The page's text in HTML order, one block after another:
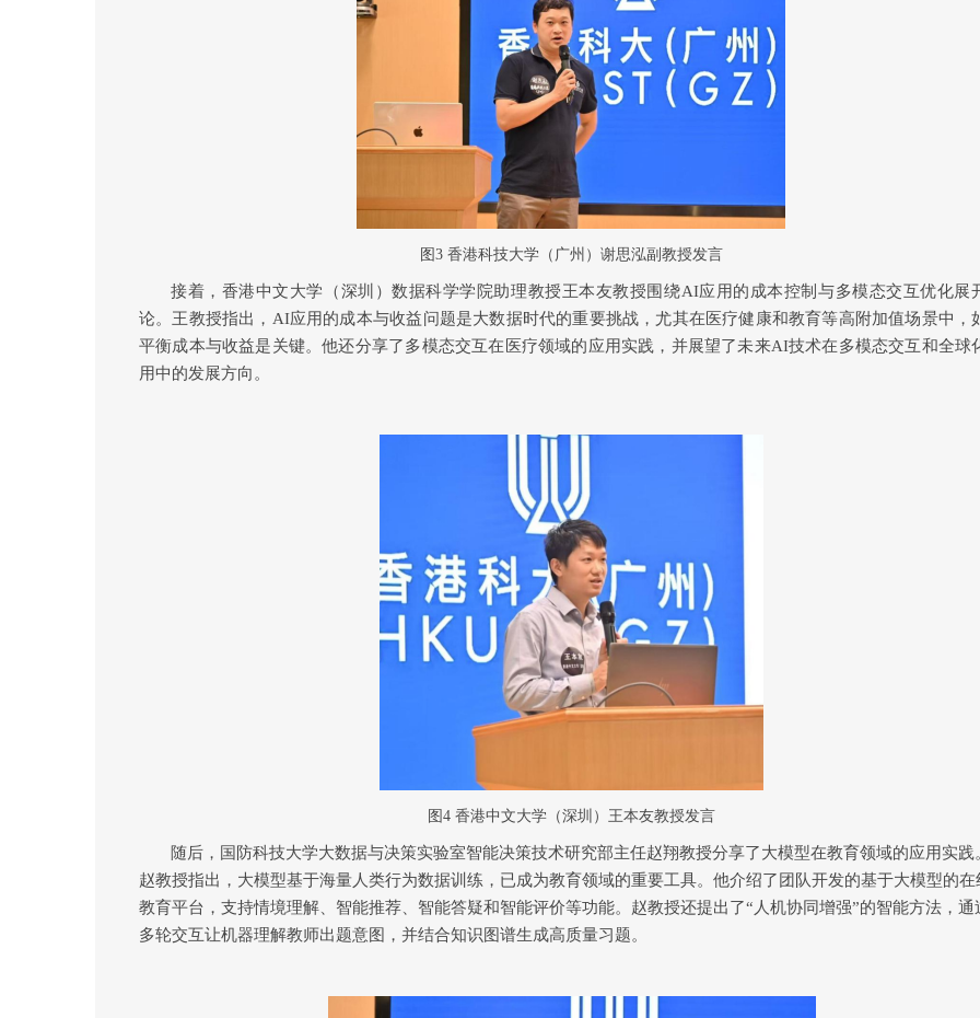
图3香港科技大学（广州）谢思泓副教授发言
接着， 香港中文大学（深圳）数据科学学院助理教授王本友教授围绕AI应用的成本控制与多模态交互优化展
论。王教授指出， AI应用的成本与收益问题是大数据时代的重要挑战，尤其在医疗健康和教育等高附加值场景中，
平衡成本与收益是关键。他还分享了多模态交互在医疗领域的应用实践，并展望了未来AI技术在多模态交互和全球
用中的发展方向。
图4香港中文大学（深圳） 王本友教授发言
随后， 国防科技大学大数据与决策实验室智能决策技术研究部主任赵翔教授分享了大模型在教育领域的应用实践
赵教授指出，大模型基于海量人类行为数据训练，已成为教育领域的重要工具。他介绍了团队开发的基于大模型的在
教育平台，支持情境理解、智能推荐、智能答疑和智能评价等功能。赵教授还提出了“ 人机协同增强”的智能方法，通
多轮交互让机器理解教师出题意图，并结合知识图谱生成高质量习题。